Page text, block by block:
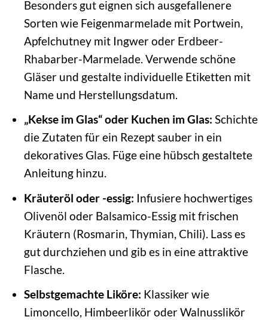
Besonders gut eignen sich ausgefallenere
Sorten wie Feigenmarmelade mit Portwein,
Apfelchutney mit Ingwer oder Erdbeer-
Rhabarber-Marmelade. Verwende schöne
Gläser und gestalte individuelle Etiketten mit
Name und Herstellungsdatum.
„Kekse im Glas“ oder Kuchen im Glas: Schichte
die Zutaten für ein Rezept sauber in ein
dekoratives Glas. Füge eine hübsch gestaltete
Anleitung hinzu.
Kräuteröl oder -essig: Infusiere hochwertiges
Olivenöl oder Balsamico-Essig mit frischen
Kräutern (Rosmarin, Thymian, Chili). Lass es
gut durchziehen und gib es in eine attraktive
Flasche.
Selbstgemachte Liköre: Klassiker wie
Limoncello, Himbeerlikör oder Walnusslikör